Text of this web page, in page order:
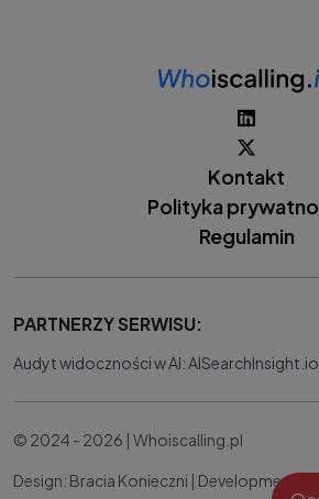
Kontakt
Polityka
Regulamin
PARTNERZY SERWISU:
Audyt widoczności w AI: AISearchInsight.io
© 2024 - 2026 | Whoiscalling.pl
Design: Bracia Konieczni | Development: